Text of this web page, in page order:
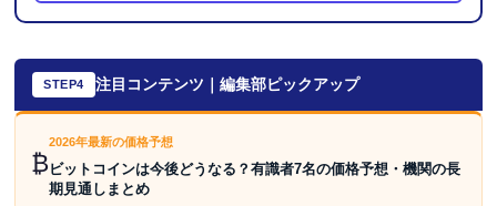
STEP4 注目コンテンツ｜編集部ピックアップ
₿
2026年最新の価格予想
ビットコインは今後どうなる？有識者7名の価格予想・機関の長
期見通しまとめ